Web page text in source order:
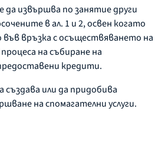
да извършва по занятие други
в ал. 1 и 2, освен когато
връзка с осъществяването на
на събиране на
кредити.
създава или да придобива
на спомагателни услуги.